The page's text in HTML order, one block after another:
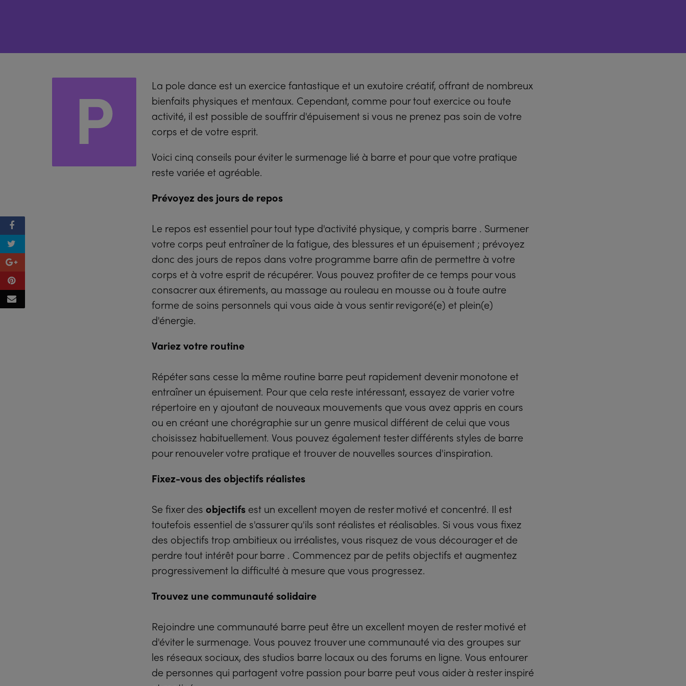
P
La pole dance est un exercice fantastique et un exutoire créatif, offrant de nombreux
bienfaits physiques et mentaux. Cependant, comme pour tout exercice ou toute
activité, il est possible de souffrir d'épuisement si vous ne prenez pas soin de votre
corps et de votre esprit.
Voici cinq conseils pour éviter le surmenage lié à barre et pour que votre pratique
reste variée et agréable.
Prévoyez des jours de repos
Le repos est essentiel pour tout type d'activité physique, y compris barre . Surmener
votre corps peut entraîner de la fatigue, des blessures et un épuisement ; prévoyez
donc des jours de repos dans votre programme barre afin de permettre à votre
corps et à votre esprit de récupérer. Vous pouvez profiter de ce temps pour vous
consacrer aux étirements, au massage au rouleau en mousse ou à toute autre
forme de soins personnels qui vous aide à vous sentir revigoré(e) et plein(e)
d'énergie.
Variez votre routine
Répéter sans cesse la même routine barre peut rapidement devenir monotone et
entraîner un épuisement. Pour que cela reste intéressant, essayez de varier votre
répertoire en y ajoutant de nouveaux mouvements que vous avez appris en cours
ou en créant une chorégraphie sur un genre musical différent de celui que vous
choisissez habituellement. Vous pouvez également tester différents styles de barre
pour renouveler votre pratique et trouver de nouvelles sources d'inspiration.
Fixez-vous des objectifs réalistes
Se fixer des objectifs est un excellent moyen de rester motivé et concentré. Il est
toutefois essentiel de s'assurer qu'ils sont réalistes et réalisables. Si vous vous fixez
des objectifs trop ambitieux ou irréalistes, vous risquez de vous décourager et de
perdre tout intérêt pour barre . Commencez par de petits objectifs et augmentez
progressivement la difficulté à mesure que vous progressez.
Trouvez une communauté solidaire
Rejoindre une communauté barre peut être un excellent moyen de rester motivé et
d'éviter le surmenage. Vous pouvez trouver une communauté via des groupes sur
les réseaux sociaux, des studios barre locaux ou des forums en ligne. Vous entourer
de personnes qui partagent votre passion pour barre peut vous aider à rester inspiré